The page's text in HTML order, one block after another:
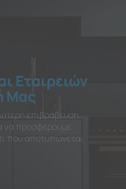
Εταιρειών
Μας
επιβράβευση.
να προσφέρουμε
που αποτυπώνεται